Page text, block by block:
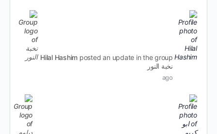
Hilal Hashim posted an update in the group
نخبة النور
ago